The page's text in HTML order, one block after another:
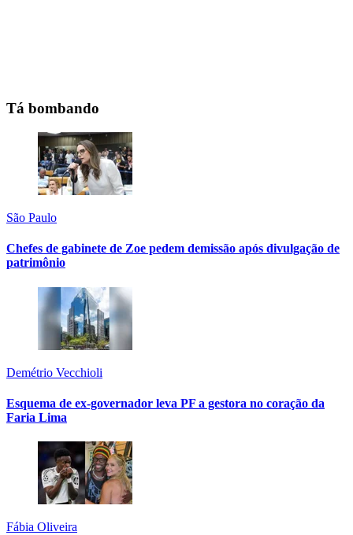
Tá bombando
São Paulo
Chefes de gabinete de Zoe pedem demissão após divulgação de
patrimônio
Demétrio Vecchioli
Esquema de ex-governador leva PF a gestora no coração da
Faria Lima
Fábia Oliveira